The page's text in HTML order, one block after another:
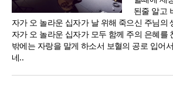
된줄 알고
자가 오 놀라운 십자가 날 위해 죽으신 주님의
자가 오 놀라운 십자가 모두 함께 주의 은혜를
밖에는 자랑을 말게 하소서 보혈의 공로 입어
네..